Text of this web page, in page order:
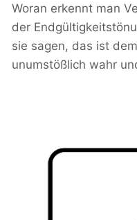
Woran erkennt man
der
sie sagen, das ist
unumstößlich wahr